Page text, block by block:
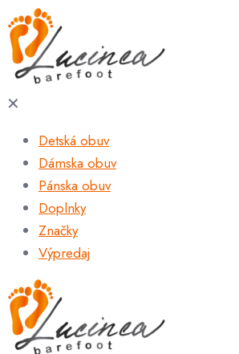
✕
Detská obuv
Dámska obuv
Pánska obuv
Doplnky
Značky
Výpredaj